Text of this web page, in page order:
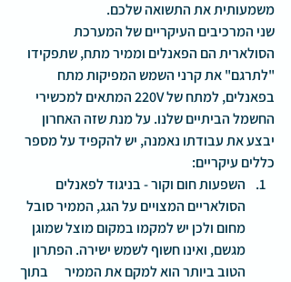
משמעותית את התשואה שלכם.
שני המרכיבים העיקריים של המערכת
הסולארית הם הפאנלים וממיר מתח, שתפקידו
"לתרגם" את קרני השמש המפיקות מתח
בפאנלים, למתח של 220V המתאים למכשירי
החשמל הביתיים שלנו. על מנת שזה האחרון
יבצע את עבודתו נאמנה, יש להקפיד על מספר
כללים עיקריים:
השפעות חום וקור - בניגוד לפאנלים
הסולאריים המצויים על הגג, הממיר סובל
מחום ולכן יש למקמו במקום מוצל שמוגן
מגשם, ואינו חשוף לשמש ישירה. הפתרון
הטוב ביותר הוא למקם את הממיר      בתוך